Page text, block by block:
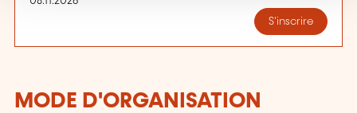
S'inscrire
MODE D'ORGANISATION